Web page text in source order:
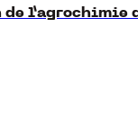
l’agrochimie